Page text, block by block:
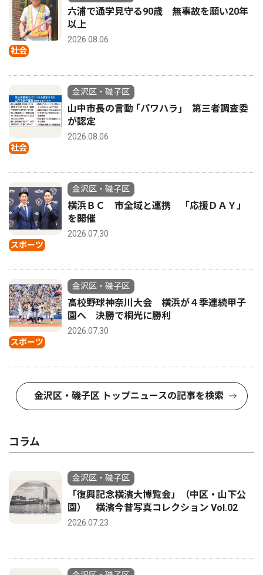
社会
六浦で通学見守る90歳 無事故を願い20年
以上
2026.08.06
社会
金沢区・磯子区
山中市長の言動 ｢パワハラ｣ 第三者調査委
が認定
2026.08.06
スポーツ
金沢区・磯子区
横浜ＢＣ 市全域と連携 「応援ＤＡＹ」
を開催
2026.07.30
スポーツ
金沢区・磯子区
高校野球神奈川大会 横浜が４季連続甲子
園へ 決勝で桐光に勝利
2026.07.30
金沢区・磯子区 トップニュースの記事を検索
コラム
金沢区・磯子区
「復興記念横濱大博覧会」（中区・山下公
園） 横濱今昔写真コレクション Vol.02
2026.07.23